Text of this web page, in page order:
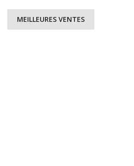
MEILLEURES VENTES